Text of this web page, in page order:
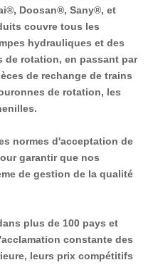
Doosan®, Sany®, et
couvre tous les
hydrauliques et des
de rotation, en passant par
de rechange de trains
de rotation, les
normes d'acceptation de
garantir que nos
de gestion de la qualité
plus de 100 pays et
constante des
leurs prix compétitifs